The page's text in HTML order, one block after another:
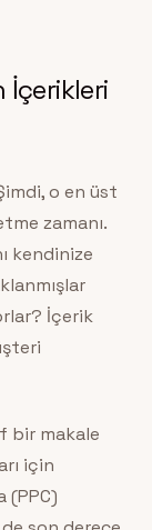
İçerikleri
o en üst
zamanı.
kendinize
İçerik
bir makale
için
(PPC)